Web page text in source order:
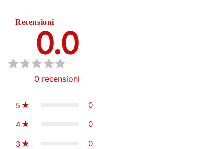
Recensioni
0.0
0 recensioni
5 0
4 0
3 0